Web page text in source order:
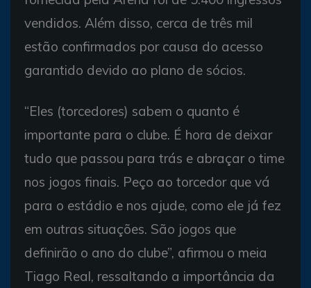
vendidos. Além disso, cerca de três mil
estão confirmados por causa do acesso
garantido devido ao plano de sócios.
“Eles (torcedores) sabem o quanto é
importante para o clube. É hora de deixar
tudo que passou para trás e abraçar o time
nos jogos finais. Peço ao torcedor que vá
para o estádio e nos ajude, como ele já fez
em outras situações. São jogos que
definirão o ano do clube”, afirmou o meia
Tiago Real, ressaltando a importância da